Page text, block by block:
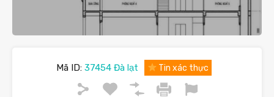
Mã ID:37454 Đà lạt Tin xác thực